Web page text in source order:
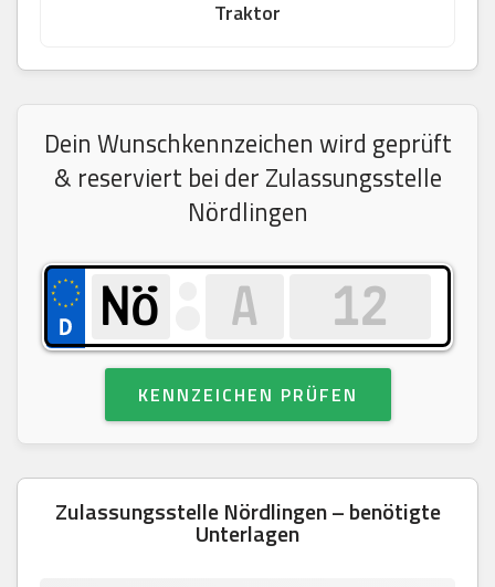
Traktor
Dein Wunschkennzeichen wird geprüft
& reserviert bei der Zulassungsstelle
Nördlingen
KENNZEICHEN PRÜFEN
Zulassungsstelle Nördlingen – benötigte
Unterlagen